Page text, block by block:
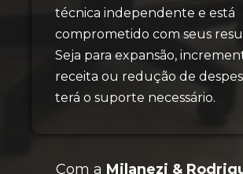
técnica independente e está
comprometido com seus
Seja para expansão,
receita ou redução de
terá o suporte necessário.
Com a Milanezi &